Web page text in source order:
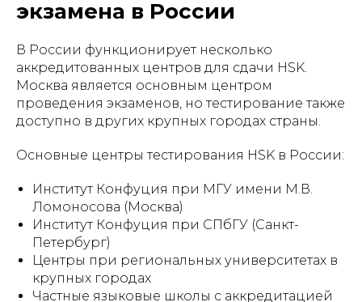
экзамена в России
В России функционирует несколько
аккредитованных центров для сдачи HSK.
Москва является основным центром
проведения экзаменов, но тестирование также
доступно в других крупных городах страны.
Основные центры тестирования HSK в России:
Институт Конфуция при МГУ имени М.В.
Ломоносова (Москва)
Институт Конфуция при СПбГУ (Санкт-
Петербург)
Центры при региональных университетах в
крупных городах
Частные языковые школы с аккредитацией